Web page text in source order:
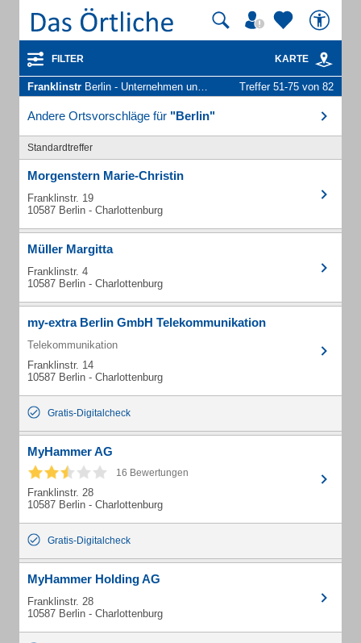
FILTER KARTE
Franklinstr Berlin - Unternehmen und Personen Treffer 51-75 von 82
Andere Ortsvorschläge für "Berlin"
Standardtreffer
Morgenstern Marie-Christin
Franklinstr. 19
10587 Berlin - Charlottenburg
Müller Margitta
Franklinstr. 4
10587 Berlin - Charlottenburg
my-extra Berlin GmbH Telekommunikation
Telekommunikation
Franklinstr. 14
10587 Berlin - Charlottenburg
Gratis-Digitalcheck
MyHammer AG
16 Bewertungen
Franklinstr. 28
10587 Berlin - Charlottenburg
Gratis-Digitalcheck
MyHammer Holding AG
Franklinstr. 28
10587 Berlin - Charlottenburg